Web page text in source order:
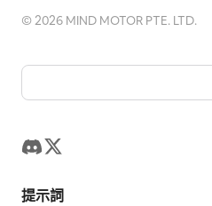
©2026 MIND MOTOR PTE. LTD.
提示詞